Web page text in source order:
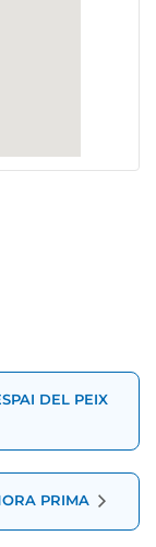
DEL PEIX
PRIMA